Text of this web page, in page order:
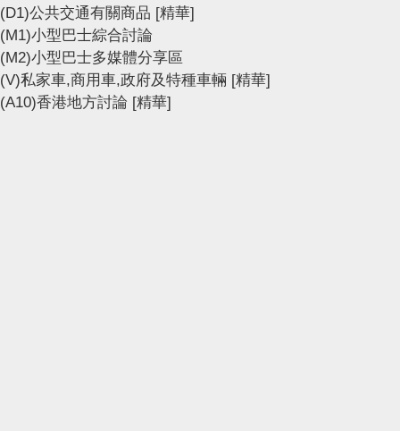
(D1)公共交通有關商品 [精華]
(M1)小型巴士綜合討論
(M2)小型巴士多媒體分享區
(V)私家車,商用車,政府及特種車輛 [精華]
(A10)香港地方討論 [精華]